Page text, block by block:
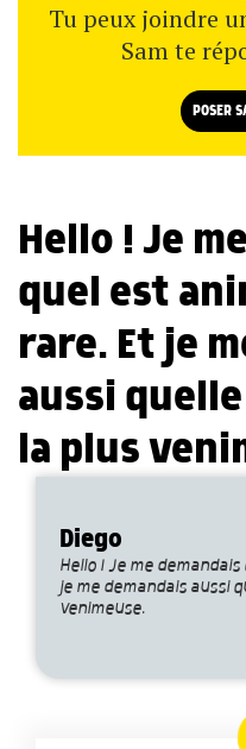
Tu peux joindre
Sam te
POSER
Hello ! Je
quel est
rare. Et je
aussi
la plus
Diego
Hello ! Je me
je me demandais aussi
venimeuse.